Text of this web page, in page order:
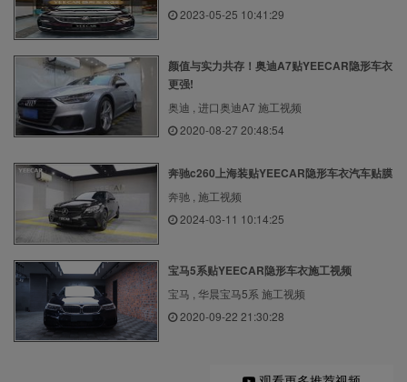
2023-05-25 10:41:29
颜值与实力共存！奥迪A7贴YEECAR隐形车衣
更强!
奥迪 , 进口奥迪A7 施工视频
2020-08-27 20:48:54
奔驰c260上海装贴YEECAR隐形车衣汽车贴膜
奔驰 , 施工视频
2024-03-11 10:14:25
宝马5系贴YEECAR隐形车衣施工视频
宝马 , 华晨宝马5系 施工视频
2020-09-22 21:30:28